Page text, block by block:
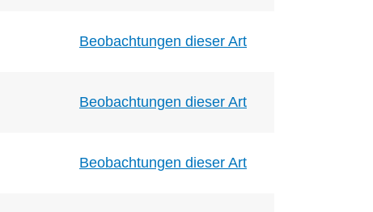
Beobachtungen dieser Art
Beobachtungen dieser Art
Beobachtungen dieser Art